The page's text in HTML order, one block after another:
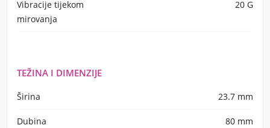
Vibracije tijekom
mirovanja
20 G
TEŽINA I DIMENZIJE
Širina 23.7 mm
Dubina 80 mm